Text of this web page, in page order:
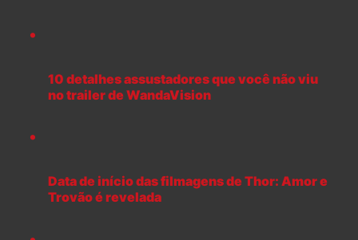
10 detalhes assustadores que você não viu
no trailer de WandaVision
Data de início das filmagens de Thor: Amor e
Trovão é revelada